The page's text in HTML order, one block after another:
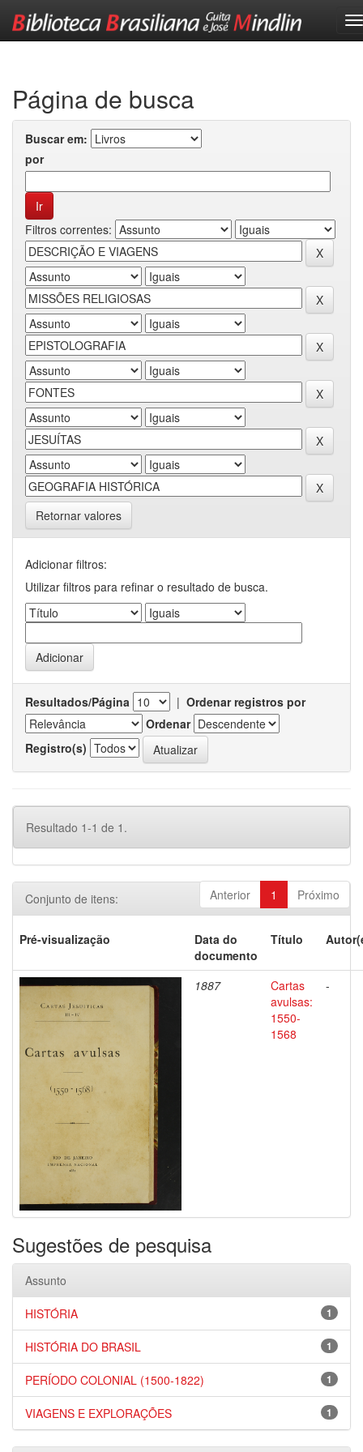
Página de busca
Buscar em:
por
Filtros correntes:
Retornar valores
Adicionar filtros:
Utilizar filtros para refinar o resultado de busca.
Resultados/Página | Ordenar registros por
Ordenar
Registro(s)
Resultado 1-1 de 1.
Anterior 1 Próximo
Conjunto de itens:
Pré-visualização
Data do
documento
Título
1887
Cartas
avulsas:
1550-
1568
-
Sugestões de pesquisa
Assunto
1
HISTÓRIA
1
HISTÓRIA DO BRASIL
1
PERÍODO COLONIAL (1500-1822)
1
VIAGENS E EXPLORAÇÕES